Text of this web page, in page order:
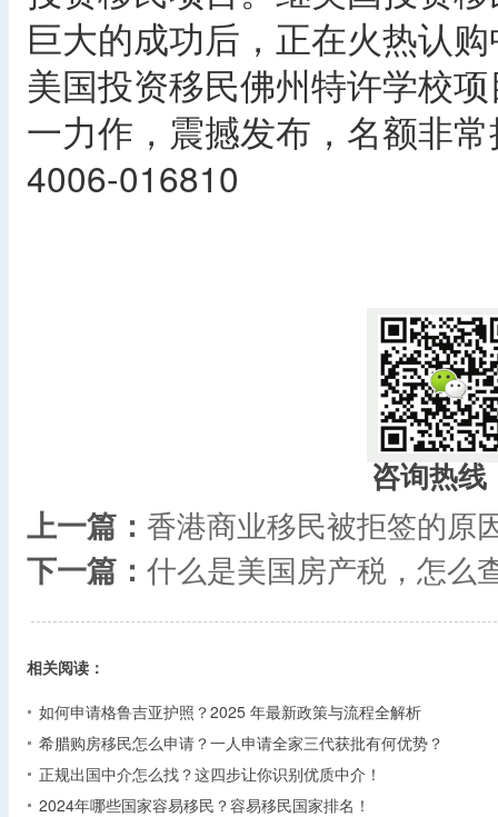
巨大的成功后，正在火热认
美国投资移民佛州特许学校
一力作，震撼发布，名额非
4006-016810
咨询热线
上一篇： 香港商业移民被拒签的原
下一篇： 什么是美国房产税，怎么
相关阅读：
如何申请格鲁吉亚护照？2025 年最新政策与流程全解析​
希腊购房移民怎么申请？一人申请全家三代获批有何优势？​
正规出国中介怎么找？这四步让你识别优质中介！
2024年哪些国家容易移民？容易移民国家排名！